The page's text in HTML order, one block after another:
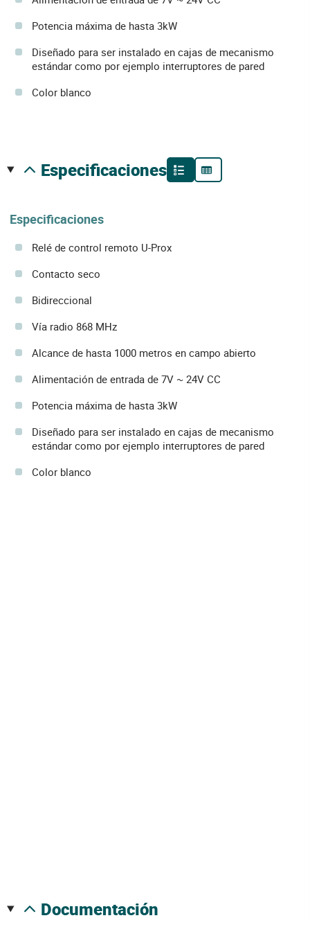
Potencia máxima de hasta 3kW
Diseñado para ser instalado en cajas de mecanismo
estándar como por ejemplo interruptores de pared
Color blanco
especificaciones
Especificaciones
Relé de control remoto U-Prox
Contacto seco
Bidireccional
Vía radio 868 MHz
Alcance de hasta 1000 metros en campo abierto
Alimentación de entrada de 7V ~ 24V CC
Potencia máxima de hasta 3kW
Diseñado para ser instalado en cajas de mecanismo
estándar como por ejemplo interruptores de pared
Color blanco
documentación